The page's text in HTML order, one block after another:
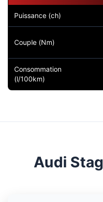
Puissance (ch)
Couple (Nm)
Consommation
(l/100km)
Audi